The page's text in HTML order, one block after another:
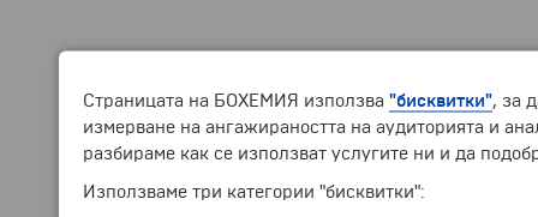
Страницата на БОХЕМИЯ използва "бисквитки", за
измерване на ангажираността на аудиторията и
разбираме как се използват услугите ни и да
Използваме три категории "бисквитки":